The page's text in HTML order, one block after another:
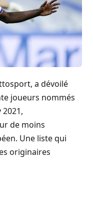
a dévoilé
joueurs nommés
de moins
Une liste qui
originaires